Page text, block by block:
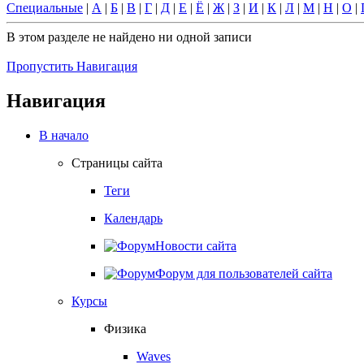
Специальные | А | Б | В | Г | Д | Е | Ё | Ж | З | И | К | Л | М | Н | О |
В этом разделе не найдено ни одной записи
Пропустить Навигация
Навигация
В начало
Страницы сайта
Теги
Календарь
Новости сайта
Форум для пользователей сайта
Курсы
Физика
Waves